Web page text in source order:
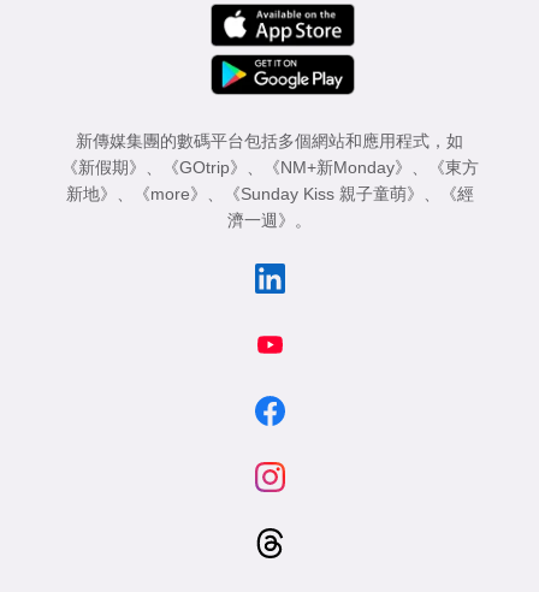
新傳媒集團的數碼平台包括多個網站和應用程式，如
《新假期》 、 《GOtrip》 、 《NM+新Monday》 、
《東方
新地》 、 《more》 、 《Sunday Kiss 親子童萌》 、
《經
濟一週》 。